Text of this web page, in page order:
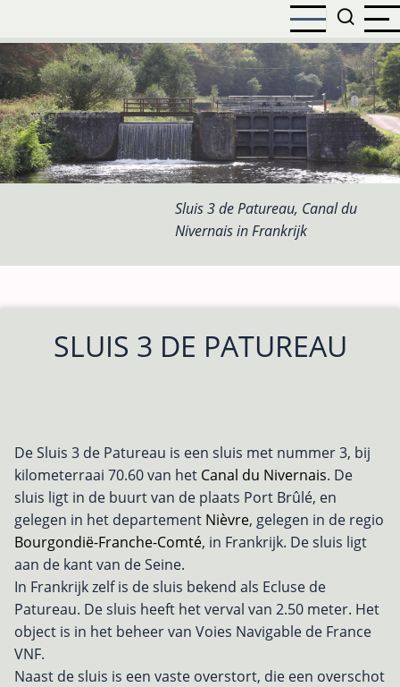
naar
de
inhoud
gaan
Sluis 3 de Patureau, Canal du
Nivernais in Frankrijk
SLUIS 3 DE PATUREAU
De Sluis 3 de Patureau is een sluis met nummer 3, bij
kilometerraai 70.60 van het Canal du Nivernais. De
sluis ligt in de buurt van de plaats Port Brûlé, en
gelegen in het departement Nièvre, gelegen in de regio
Bourgondië-Franche-Comté, in Frankrijk. De sluis ligt
aan de kant van de Seine.
In Frankrijk zelf is de sluis bekend als Ecluse de
Patureau. De sluis heeft het verval van 2.50 meter. Het
object is in het beheer van Voies Navigable de France
VNF.
Naast de sluis is een vaste overstort, die een overschot